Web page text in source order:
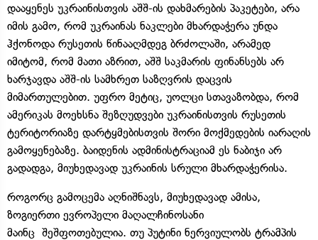
დააყენეს უკრაინისთვის აშშ-ის დახმარების პაკეტები, არა
იმის გამო, რომ უკრაინას ნაკლები მხარდაჭერა უნდა
ჰქონოდა რუსეთის წინააღმდეგ ბრძოლაში, არამედ
იმიტომ, რომ მათი აზრით, აშშ საკმარის ფინანსებს არ
ხარჯავდა აშშ-ის სამხრეთ საზღვრის დაცვის
მიმართულებით. უფრო მეტიც, უოლცი სთავაზობდა, რომ
ამერიკას მოეხსნა შეზღუდვები უკრაინისთვის რუსეთის
ტერიტორიაზე დარტყმებისთვის შორი მოქმედების იარაღის
გამოყენებაზე. ბაიდენის ადმინისტრაციამ ეს ნაბიჯი არ
გადადგა, მიუხედავად უკრაინის სრული მხარდაჭერისა.
როგორც გამოცემა აღნიშნავს, მიუხედავად ამისა,
ზოგიერთი ევროპელი მაღალჩინოსანი
მაინც შეშფოთებულია. თუ პუტინი ნერვიულობს ტრამპის